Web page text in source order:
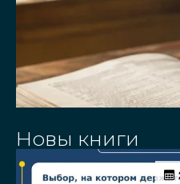
Новы книги